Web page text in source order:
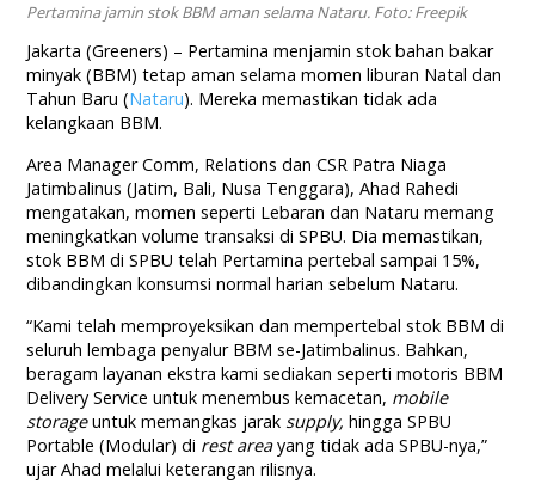
Pertamina jamin stok BBM aman selama Nataru. Foto: Freepik
Jakarta (Greeners) – Pertamina menjamin stok bahan bakar
minyak (BBM) tetap aman selama momen liburan Natal dan
Tahun Baru (Nataru). Mereka memastikan tidak ada
kelangkaan BBM.
Area Manager Comm, Relations dan CSR Patra Niaga
Jatimbalinus (Jatim, Bali, Nusa Tenggara), Ahad Rahedi
mengatakan, momen seperti Lebaran dan Nataru memang
meningkatkan volume transaksi di SPBU. Dia memastikan,
stok BBM di SPBU telah Pertamina pertebal sampai 15%,
dibandingkan konsumsi normal harian sebelum Nataru.
“Kami telah memproyeksikan dan mempertebal stok BBM di
seluruh lembaga penyalur BBM se-Jatimbalinus. Bahkan,
beragam layanan ekstra kami sediakan seperti motoris BBM
Delivery Service untuk menembus kemacetan, mobile
storageuntuk memangkas jarak supply,hingga SPBU
Portable (Modular) di rest areayang tidak ada SPBU-nya,”
ujar Ahad melalui keterangan rilisnya.